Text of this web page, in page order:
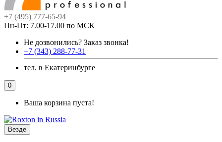
+7 (495) 777-65-94
Пн-Пт: 7.00-17.00 по МСК
Не дозвонились? Заказ звонка!
+7 (343) 288-77-31
тел. в Екатеринбурге
0
Ваша корзина пуста!
Везде